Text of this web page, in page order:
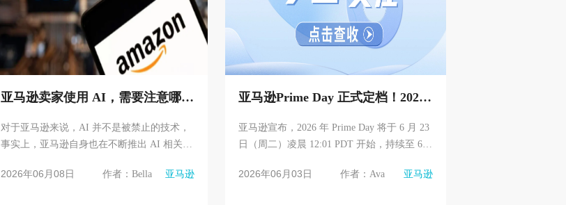
亚马逊卖家使用 AI，需要注意哪些
对于亚马逊来说，AI 并不是被禁止的技术，
事实上，亚马逊自身也在不断推出 AI 相关功
等工具。...
2026年06月08日 作者：Bella 亚马逊
亚马逊Prime Day 正式定档！2026
亚马逊宣布，2026 年 Prime Day 将于 6 月 23
日（周二）凌晨 12:01 PDT 开始，持续至 6
Prime 会员参与...
2026年06月03日 作者：Ava 亚马逊